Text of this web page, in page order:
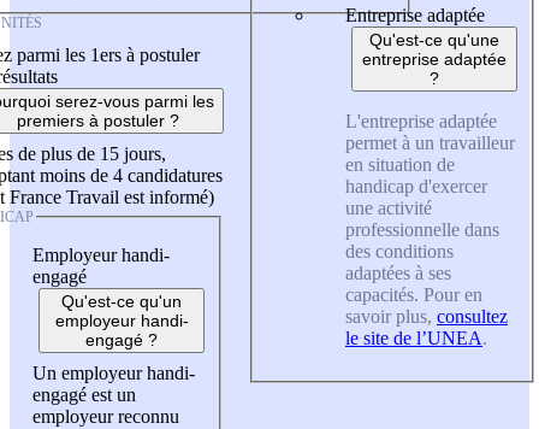
parmi les 1ers à postuler
serez-vous parmi les
premiers à postuler ?
de plus de 15 jours,
moins de 4 candidatures
France Travail est informé)
Employeur handi-
engagé
Qu'est-ce qu'un
employeur handi-
engagé ?
Un employeur handi-
engagé est un
employeur reconnu
Entreprise adaptée
Qu'est-ce qu'une
entreprise adaptée
?
L'entreprise adaptée
permet à un travailleur
en situation de
handicap d'exercer
une activité
professionnelle dans
des conditions
adaptées à ses
capacités. Pour en
savoir plus, consultez
le site de l’UNEA.